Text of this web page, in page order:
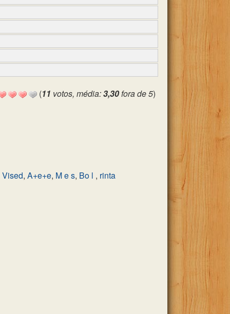
(11 votos, média:3,30fora de 5)
Vised, A+e+e, M e s, Bo l , rinta